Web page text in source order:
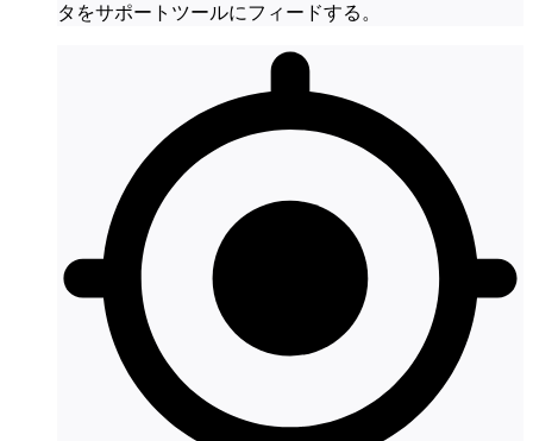
タをサポートツールにフィードする。